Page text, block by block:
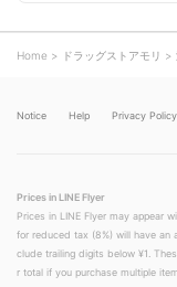
o
w
Home ドラッグストアモリ
Notice Help Privacy Policy
Prices in LINE Flyer
Prices in LINE Flyer may appear
for reduced tax (8%) will have an
clude trailing digits below ¥1.
r total if you purchase multiple